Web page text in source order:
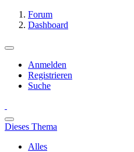
Forum
Dashboard
Anmelden
Registrieren
Suche
Dieses Thema
Alles